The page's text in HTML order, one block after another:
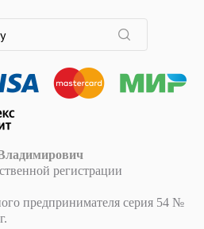
регистрации
предпринимателя серия 54 №